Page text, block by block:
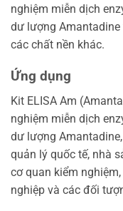
nghiệm miễn dịch
dư lượng Amantadine
các chất nền khác.
Ứng dụng
Kit ELISA Am
nghiệm miễn dịch
dư lượng
quản lý quốc tế, nhà
cơ quan kiểm
nghiệp và các đối